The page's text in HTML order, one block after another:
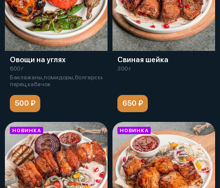
Овощи на углях
600 г
Баклажаны,помидоры,болгарский
перец,кабачок
500 ₽
Свиная шейка
300 г
650 ₽
НОВИНКА НОВИНКА